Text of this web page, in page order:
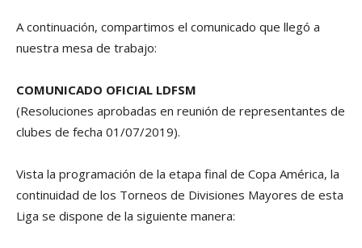
A continuación, compartimos el comunicado que llegó a
nuestra mesa de trabajo:
COMUNICADO OFICIAL LDFSM
(Resoluciones aprobadas en reunión de representantes de
clubes de fecha 01/07/2019).
Vista la programación de la etapa final de Copa América, la
continuidad de los Torneos de Divisiones Mayores de esta
Liga se dispone de la siguiente manera: